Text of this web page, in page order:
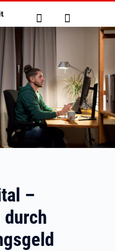
Suche Anmelden
–